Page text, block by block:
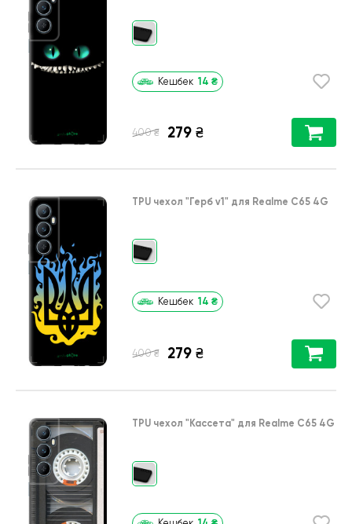
Кешбек 14 ₴
400 ₴ 279 ₴
TPU чехол "Герб v1" для Realme C65 4G
Кешбек 14 ₴
400 ₴ 279 ₴
TPU чехол "Кассета" для Realme C65 4G